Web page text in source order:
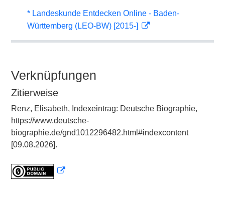
* Landeskunde Entdecken Online - Baden-
Württemberg (LEO-BW) [2015-]
Verknüpfungen
Zitierweise
Renz, Elisabeth, Indexeintrag: Deutsche Biographie,
https://www.deutsche-
biographie.de/gnd1012296482.html#indexcontent
[09.08.2026].